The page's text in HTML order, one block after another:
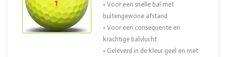
• Voor een snelle bal met
buitengewone afstand
• Voor een consequente en
krachtige balvlucht
• Geleverd in de kleur geel en met